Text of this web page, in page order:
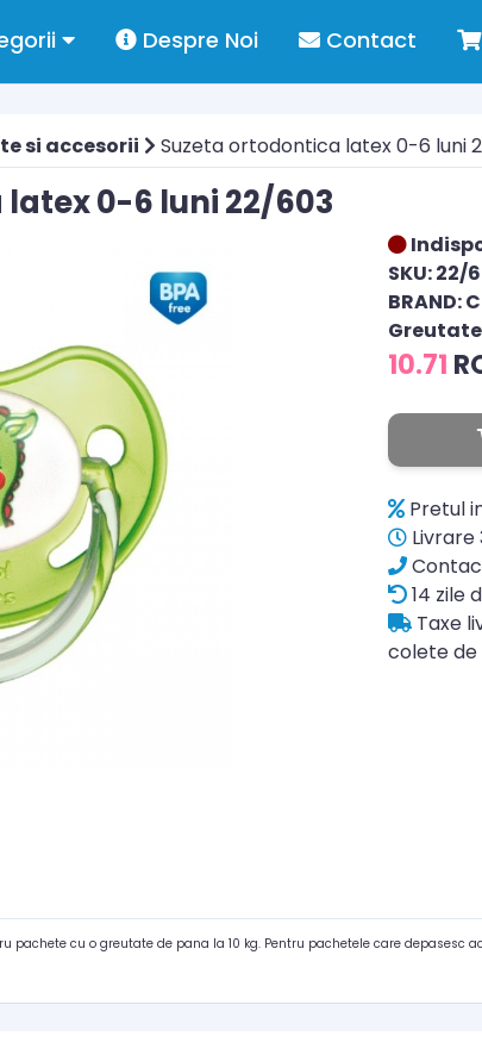
Despre Noi Contact
si accesorii Suzeta ortodontica latex 0-6 luni
0-6 luni 22/603
SKU: 22/
BRAND:
10.71
Pretul
14 zile
Taxe
colete de
pachete cu o greutate de pana la 10 kg. Pentru pachetele care depasesc